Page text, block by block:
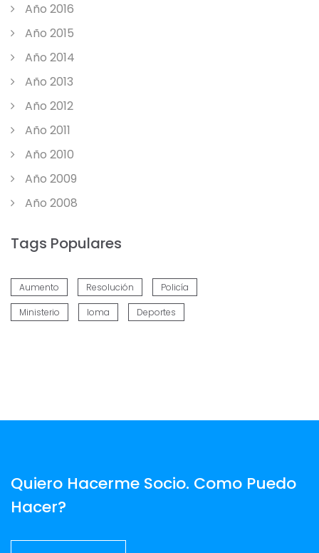
Año 2016
Año 2015
Año 2014
Año 2013
Año 2012
Año 2011
Año 2010
Año 2009
Año 2008
Tags Populares
Aumento Resolución Policía
Ministerio Ioma Deportes
Quiero Hacerme Socio. Como Puedo
Hacer?